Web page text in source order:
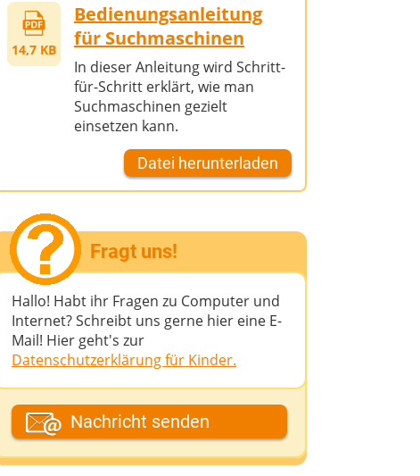
14,7 KB
Bedienungsanleitung
für Suchmaschinen
In dieser Anleitung wird Schritt-
für-Schritt erklärt, wie man
Suchmaschinen gezielt
einsetzen kann.
Datei herunterladen
Fragt uns!
Hallo! Habt ihr Fragen zu Computer und
Internet? Schreibt uns gerne hier eine E-
Mail! Hier geht's zur
Datenschutzerklärung für Kinder.
Dein Fantasiename
Nachricht senden